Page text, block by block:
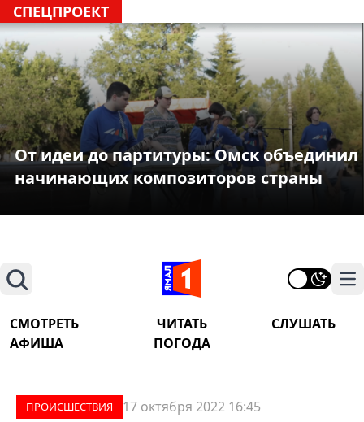
СПЕЦПРОЕКТ
От идеи до партитуры: Омск объединил
начинающих композиторов страны
Поиск
СМОТРЕТЬ ЧИТАТЬ
СЛУШАТЬ
АФИША
ПОГОДА
ПРОИCШЕСТВИЯ 17 октября 2022 16:45